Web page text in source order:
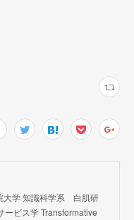
大学 知識科学系 白肌研
ービス学 Transformative